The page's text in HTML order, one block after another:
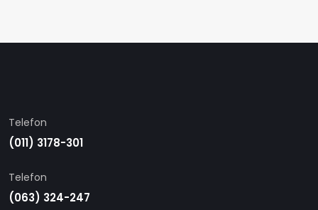
Telefon
(011) 3178-301
Telefon
(063) 324-247